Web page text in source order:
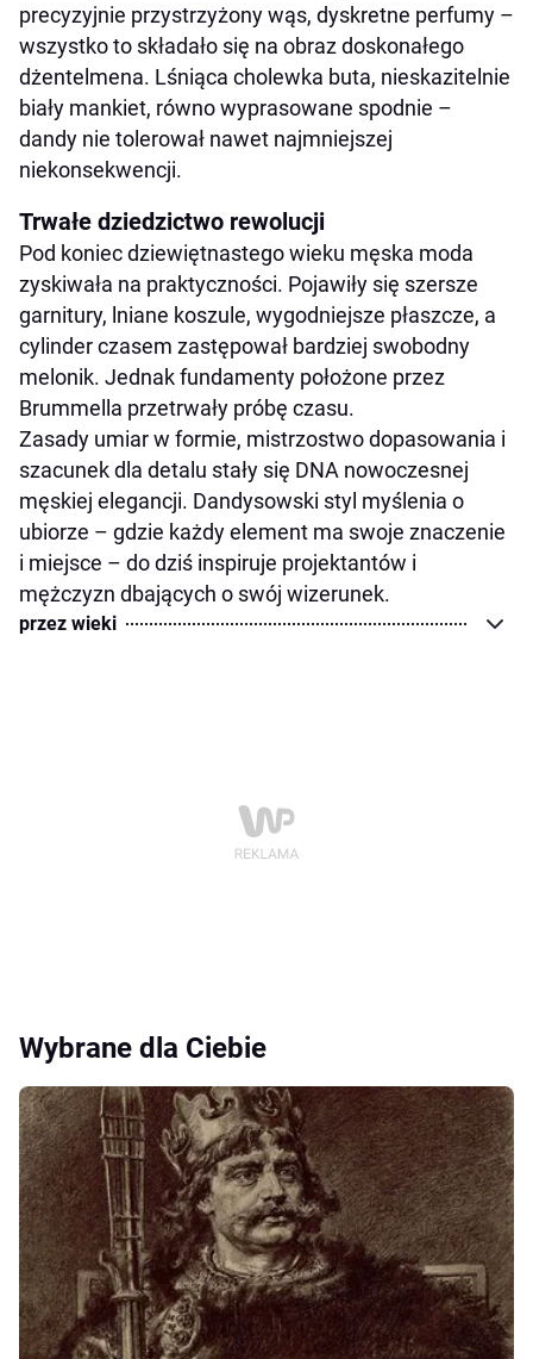
precyzyjnie przystrzyżony wąs, dyskretne perfumy –
wszystko to składało się na obraz doskonałego
dżentelmena. Lśniąca cholewka buta, nieskazitelnie
biały mankiet, równo wyprasowane spodnie –
dandy nie tolerował nawet najmniejszej
niekonsekwencji.
Trwałe dziedzictwo rewolucji
Pod koniec dziewiętnastego wieku męska moda
zyskiwała na praktyczności. Pojawiły się szersze
garnitury, lniane koszule, wygodniejsze płaszcze, a
cylinder czasem zastępował bardziej swobodny
melonik. Jednak fundamenty położone przez
Brummella przetrwały próbę czasu.
Zasady umiar w formie, mistrzostwo dopasowania i
szacunek dla detalu stały się DNA nowoczesnej
męskiej elegancji. Dandysowski styl myślenia o
ubiorze – gdzie każdy element ma swoje znaczenie
i miejsce – do dziś inspiruje projektantów i
mężczyzn dbających o swój wizerunek.
przez wieki
Wybrane dla Ciebie